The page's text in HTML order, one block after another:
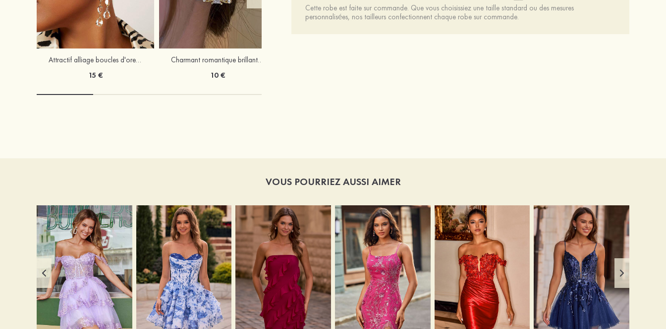
Attractif alliage boucles d'oreilles
15 €
Charmant romantique brillant zircon boucles d'oreilles
10 €
Cette robe est faite sur commande. Que vous choisissiez une taille standard ou des mesures
personnalisées, nos tailleurs confectionnent chaque robe sur commande.
VOUS POURRIEZ AUSSI AIMER